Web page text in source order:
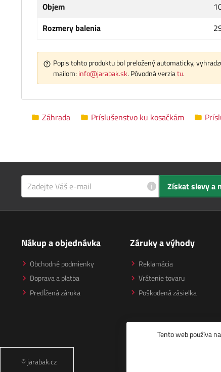
Objem
Rozmery balenia
Popis tohto produktu bol preložený automaticky,
mailom: info@jarabak.sk. Pôvodná verziatu.
Záhrada Príslušenstvo ku kosačkám
i Získat slevy a
Nákup a objednávka
Obchodné podmienky
Doprava a platba
Predĺžená záruka
Záruky a výhody
Reklamácia
Vrátenie tovaru
Poškodená zásielka
© jarabak.cz
Tento web používa